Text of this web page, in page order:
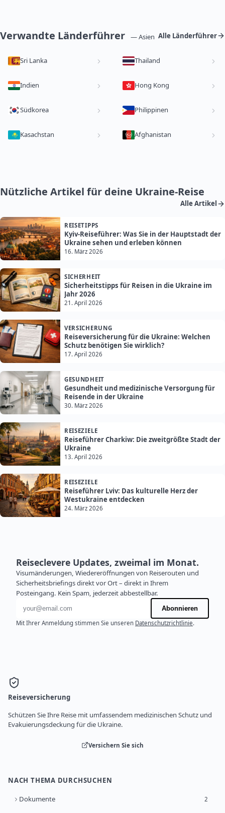
Verwandte Länderführer — Asien Alle Länderführer
Sri Lanka Thailand
Indien Hong Kong
Südkorea Philippinen
Kasachstan Afghanistan
Nützliche Artikel für deine Ukraine-Reise
Alle Artikel
REISETIPPS
Kyiv-Reiseführer: Was Sie in der Hauptstadt der
Ukraine sehen und erleben können
16. März 2026
SICHERHEIT
Sicherheitstipps für Reisen in die Ukraine im
Jahr 2026
21. April 2026
VERSICHERUNG
Reiseversicherung für die Ukraine: Welchen
Schutz benötigen Sie wirklich?
17. April 2026
GESUNDHEIT
Gesundheit und medizinische Versorgung für
Reisende in der Ukraine
30. März 2026
REISEZIELE
Reiseführer Charkiw: Die zweitgrößte Stadt der
Ukraine
13. April 2026
REISEZIELE
Reiseführer Lviv: Das kulturelle Herz der
Westukraine entdecken
24. März 2026
Reiseclevere Updates, zweimal im Monat.
Visumänderungen, Wiedereröffnungen von Reiserouten und
Sicherheitsbriefings direkt vor Ort – direkt in Ihrem
Posteingang. Kein Spam, jederzeit abbestellbar.
E-Mail-Adresse
Abonnieren
Mit Ihrer Anmeldung stimmen Sie unseren Datenschutzrichtlinie.
Reiseversicherung
Schützen Sie Ihre Reise mit umfassendem medizinischen Schutz und
Evakuierungsdeckung für die Ukraine.
Versichern Sie sich
NACH THEMA DURCHSUCHEN
Dokumente 2